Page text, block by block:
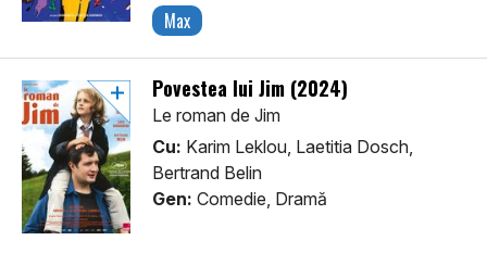
Max
Povestea lui Jim (2024)
Le roman de Jim
Cu: Karim Leklou, Laetitia Dosch,
Bertrand Belin
Gen: Comedie, Dramă